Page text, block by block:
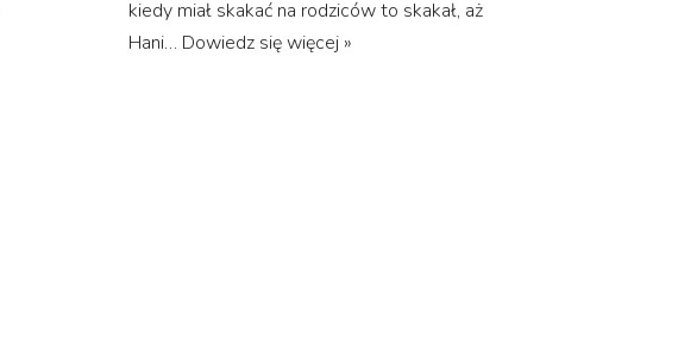
kiedy miał skakać na rodziców to skakał, aż
Hani… Dowiedz się więcej »